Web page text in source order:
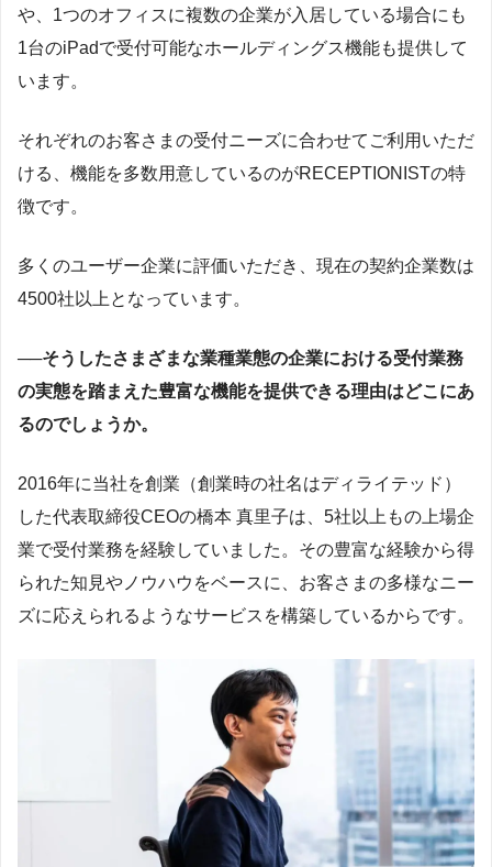
や、1つのオフィスに複数の企業が入居している場合にも
1台のiPadで受付可能なホールディングス機能も提供して
います。
それぞれのお客さまの受付ニーズに合わせてご利用いただ
ける、機能を多数用意しているのがRECEPTIONISTの特
徴です。
多くのユーザー企業に評価いただき、現在の契約企業数は
4500社以上となっています。
──そうしたさまざまな業種業態の企業における受付業務
の実態を踏まえた豊富な機能を提供できる理由はどこにあ
るのでしょうか。
2016年に当社を創業（創業時の社名はディライテッド）
した代表取締役CEOの橋本 真里子は、5社以上もの上場企
業で受付業務を経験していました。その豊富な経験から得
られた知見やノウハウをベースに、お客さまの多様なニー
ズに応えられるようなサービスを構築しているからです。